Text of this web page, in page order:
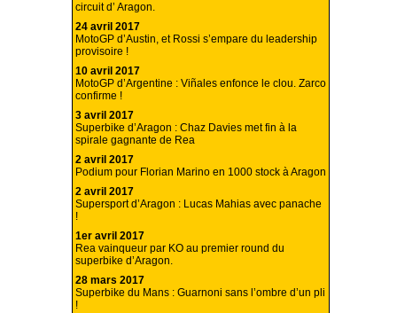
circuit d’ Aragon.
24 avril 2017
MotoGP d’Austin, et Rossi s’empare du leadership
provisoire !
10 avril 2017
MotoGP d’Argentine : Viñales enfonce le clou. Zarco
confirme !
3 avril 2017
Superbike d’Aragon : Chaz Davies met fin à la
spirale gagnante de Rea
2 avril 2017
Podium pour Florian Marino en 1000 stock à Aragon
2 avril 2017
Supersport d’Aragon : Lucas Mahias avec panache
!
1er avril 2017
Rea vainqueur par KO au premier round du
superbike d’Aragon.
28 mars 2017
Superbike du Mans : Guarnoni sans l’ombre d’un pli
!